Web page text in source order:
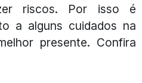
riscos. Por isso é
a alguns cuidados na
presente. Confira